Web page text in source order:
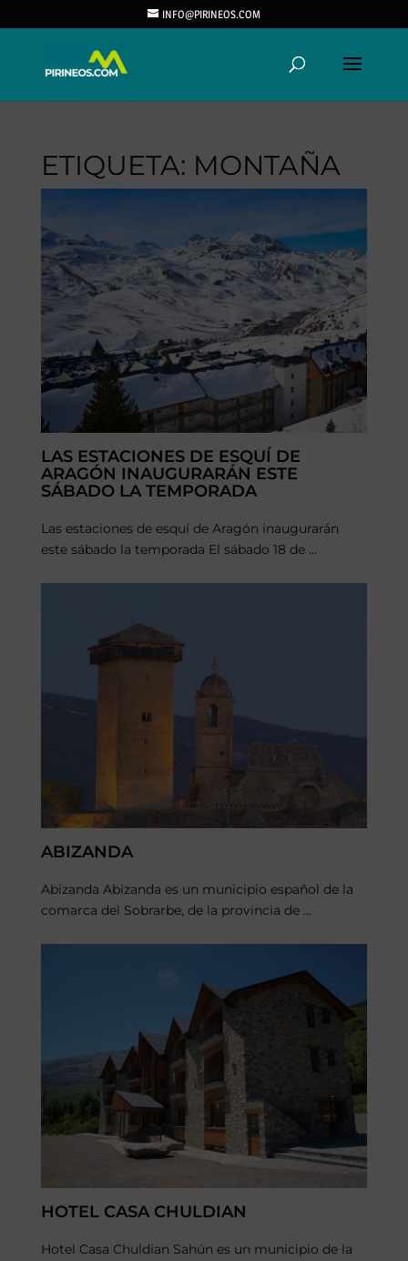
INFO@PIRINEOS.COM
ETIQUETA: MONTAÑA
LAS ESTACIONES DE ESQUÍ DE
ARAGÓN INAUGURARÁN ESTE
SÁBADO LA TEMPORADA
Las estaciones de esquí de Aragón inaugurarán
este sábado la temporada El sábado 18 de ...
ABIZANDA
Abizanda Abizanda es un municipio español de la
comarca del Sobrarbe, de la provincia de ...
HOTEL CASA CHULDIAN
Hotel Casa Chuldian Sahún es un municipio de la